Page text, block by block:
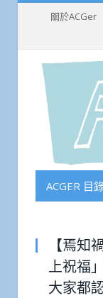
關於ACGer
ACGER 目
【焉知
上祝福
大家都